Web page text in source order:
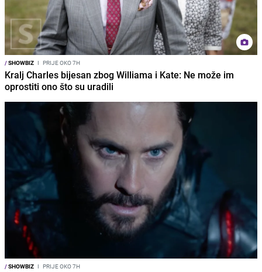
/SHOWBIZ I PRIJE OKO 7H
Kralj Charles bijesan zbog Williama i Kate: Ne može im
oprostiti ono što su uradili
/SHOWBIZ I PRIJE OKO 7H